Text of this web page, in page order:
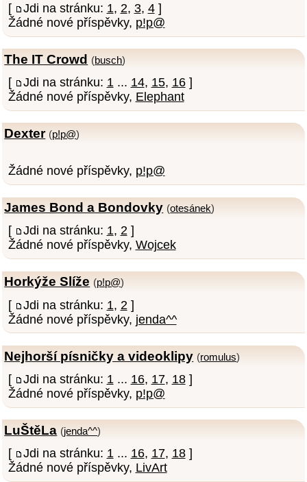
[ Jdi na stránku: 1, 2, 3, 4]
Žádné nové příspěvky, p!p@
The IT Crowd (busch)
[ Jdi na stránku: 1... 14, 15, 16]
Žádné nové příspěvky, Elephant
Dexter (p!p@)
Žádné nové příspěvky, p!p@
James Bond a Bondovky (otesánek)
[ Jdi na stránku: 1, 2]
Žádné nové příspěvky, Wojcek
Horkýže Slíže (p!p@)
[ Jdi na stránku: 1, 2 ]
Žádné nové příspěvky, jenda^^
Nejhorší písničky a videoklipy (romulus)
[ Jdi na stránku: 1 ... 16, 17, 18]
Žádné nové příspěvky, p!p@
LuŠtěLa (jenda^^)
[ Jdi na stránku: 1... 16, 17, 18]
Žádné nové příspěvky, LivArt